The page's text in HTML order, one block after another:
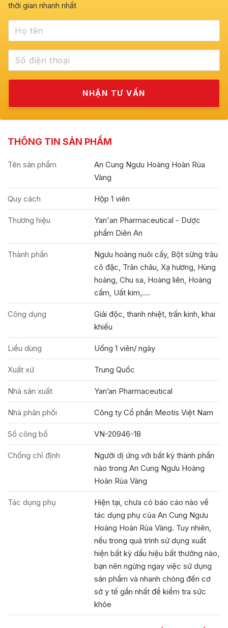
thời gian nhanh nhất
THÔNG TIN SẢN PHẨM
Tên sản phẩm
An Cung Ngưu Hoàng Hoàn Rùa
Vàng
Quy cách Hộp 1 viên
Thương hiệu
Yan'an Pharmaceutical - Dược
phẩm Diên An
Thành phần
Ngưu hoàng nuôi cấy, Bột sừng trâu
cô đặc, Trân châu, Xạ hương, Hùng
hoàng, Chu sa, Hoàng liên, Hoàng
cầm, Uất kim,....
Công dụng
Giải độc, thanh nhiệt, trấn kinh, khai
khiếu
Liều dùng Uống 1 viên/ ngày
Xuất xứ Trung Quốc
Nhà sản xuất Yan’an Pharmaceutical
Nhà phân phối Công ty Cổ phần Meotis Việt Nam
Số công bố VN-20946-18
Chống chỉ định
Người dị ứng với bất kỳ thành phần
nào trong An Cung Ngưu Hoàng
Hoàn Rùa Vàng
Tác dụng phụ
Hiện tại, chưa có báo cáo nào về
tác dụng phụ của An Cung Ngưu
Hoàng Hoàn Rùa Vàng. Tuy nhiên,
nếu trong quá trình sử dụng xuất
hiện bất kỳ dấu hiệu bất thường nào,
bạn nên ngừng ngay việc sử dụng
sản phẩm và nhanh chóng đến cơ
sở y tế gần nhất để kiểm tra sức
khỏe